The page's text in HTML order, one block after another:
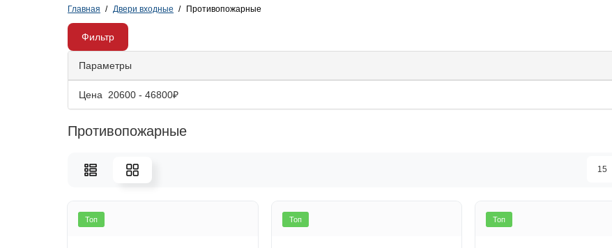
Главная Двери входные Противопожарные
Фильтр
Параметры
Цена 20600 - 46800₽
Противопожарные
15
Топ Топ Топ